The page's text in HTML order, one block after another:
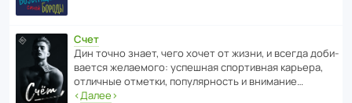
Счет
Дин точно знает, чего хочет от жизни, и всегда доби­
ва­ется жела­е­мого: успе­шная спор­ти­вная карьера,
отли­чные отметки, попу­ля­р­ность и внимание…
‹Далее›